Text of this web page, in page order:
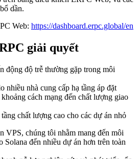
dần.
Web: https://dashboard.erpc.global/en
giải quyết
động độ trễ thường gặp trong môi
nhiều nhà cung cấp hạ tầng áp đặt
cách mạng đến chất lượng giao
chất lượng cao cho các dự án nhỏ
VPS, chúng tôi nhằm mang đến môi
đến nhiều dự án hơn trên toàn